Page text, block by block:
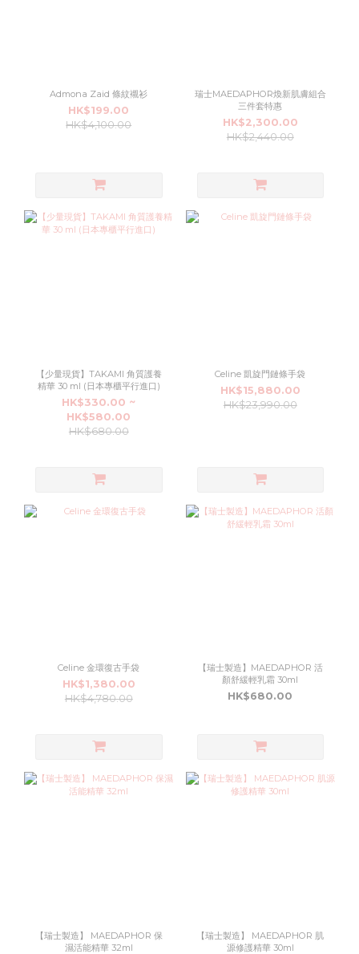
Admona Zaid 條紋襯衫
HK$199.00
HK$4,100.00
瑞士MAEDAPHOR煥新肌膚組合
三件套特惠
HK$2,300.00
HK$2,440.00
【少量現貨】TAKAMI 角質護養
精華 30 ml (日本專櫃平行進口)
HK$330.00 ~
HK$580.00
HK$680.00
Celine 凱旋門鏈條手袋
HK$15,880.00
HK$23,990.00
Celine 金環復古手袋
HK$1,380.00
HK$4,780.00
【瑞士製造】MAEDAPHOR 活
顏舒緩輕乳霜 30ml
HK$680.00
【瑞士製造】 MAEDAPHOR 保
濕活能精華 32ml
【瑞士製造】 MAEDAPHOR 肌
源修護精華 30ml